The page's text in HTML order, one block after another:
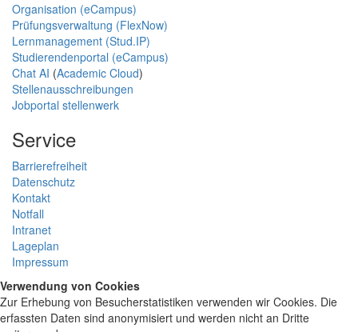
Organisation (eCampus)
Prüfungsverwaltung (FlexNow)
Lernmanagement (Stud.IP)
Studierendenportal (eCampus)
Chat AI (Academic Cloud)
Stellenausschreibungen
Jobportal stellenwerk
Service
Barrierefreiheit
Datenschutz
Kontakt
Notfall
Intranet
Lageplan
Impressum
Verwendung von Cookies
Zur Erhebung von Besucherstatistiken verwenden wir Cookies. Die
erfassten Daten sind anonymisiert und werden nicht an Dritte